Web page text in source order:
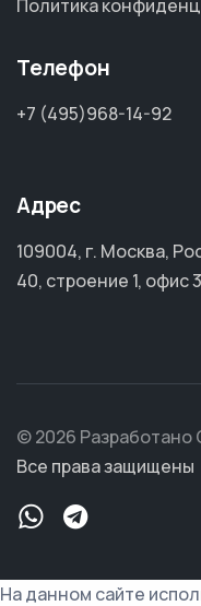
Политика
Телефон
+7 (495)968-14-92
Адрес
109004, г. Москва,
40, строение 1, офис
© 2026 Разработано
Все права защищены
На данном сайте